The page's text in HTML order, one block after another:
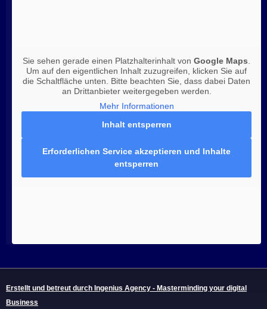
Sie sehen gerade einen Platzhalterinhalt von Google Maps
Um auf den eigentlichen Inhalt zuzugreifen, klicken Sie auf
die Schaltfläche unten. Bitte beachten Sie, dass dabei Daten
an Drittanbieter weitergegeben werden.
Mehr Informationen
Inhalt entsperren
Erforderlichen Service akzeptieren und Inhalte
entsperren
Erstellt und betreut durch Ingenius Agency - Masterminding your digital
Business